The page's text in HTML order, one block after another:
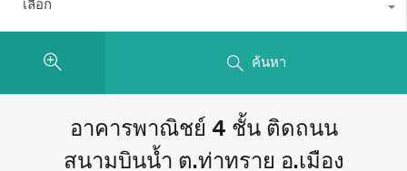
เลือก
ค้นหา
อาคารพาณิชย์ 4 ชั้น ติดถนน
สนามบินน้ำ ต.ท่าทราย อ.เมือง